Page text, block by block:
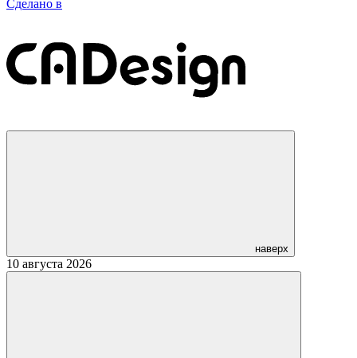
Сделано в
наверх
10 августа 2026